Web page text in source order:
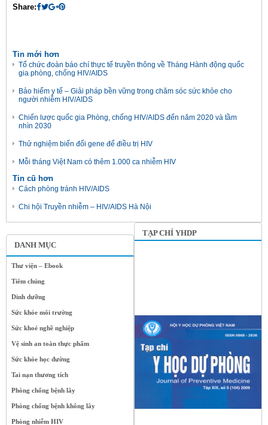
DANH MỤC
Thư viện – Ebook
Tiêm chủng
Dinh dưỡng
Sức khỏe môi trường
Sức khoẻ nghề nghiệp
Vệ sinh an toàn thực phẩm
Sức khỏe học đường
Tai nạn thương tích
Phòng chống bệnh lây
Phòng chống bệnh không lây
Phòng nhiễm HIV
Share:
Tin mới hơn
Tổ chức đoàn báo chí thực tế truyền thông về Tháng Hành động quốc
gia phòng, chống HIV/AIDS
Bảo hiểm y tế – Giải pháp bền vững trong chăm sóc sức khỏe cho
người nhiễm HIV/AIDS
Chiến lược quốc gia Phòng, chống HIV/AIDS đến năm 2020 và tầm
nhìn 2030
Thử nghiệm biến đổi gene để điều trị HIV
Mỗi tháng Việt Nam có thêm 1.000 ca nhiễm HIV
Tin cũ hơn
Cách phòng tránh HIV/AIDS
Chi hội Truyền nhiễm – HIV/AIDS Hà Nội
TẠP CHÍ YHDP